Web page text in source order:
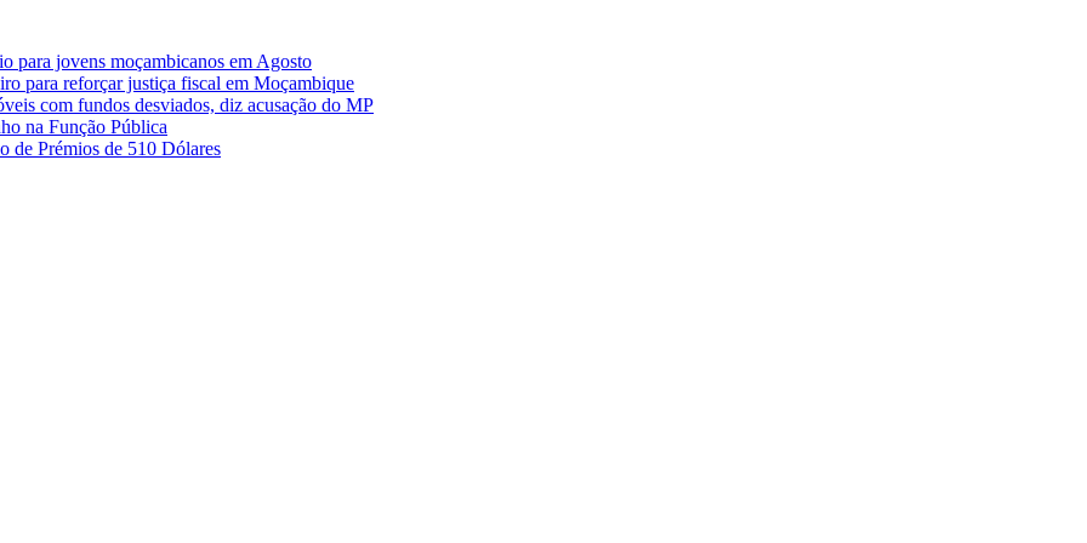
para jovens moçambicanos em Agosto
para reforçar justiça fiscal em Moçambique
com fundos desviados, diz acusação do MP
na Função Pública
de Prémios de 510 Dólares